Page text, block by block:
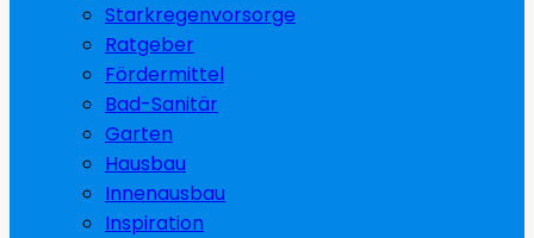
Starkregenvorsorge
Ratgeber
Fördermittel
Bad-Sanitär
Garten
Hausbau
Innenausbau
Inspiration